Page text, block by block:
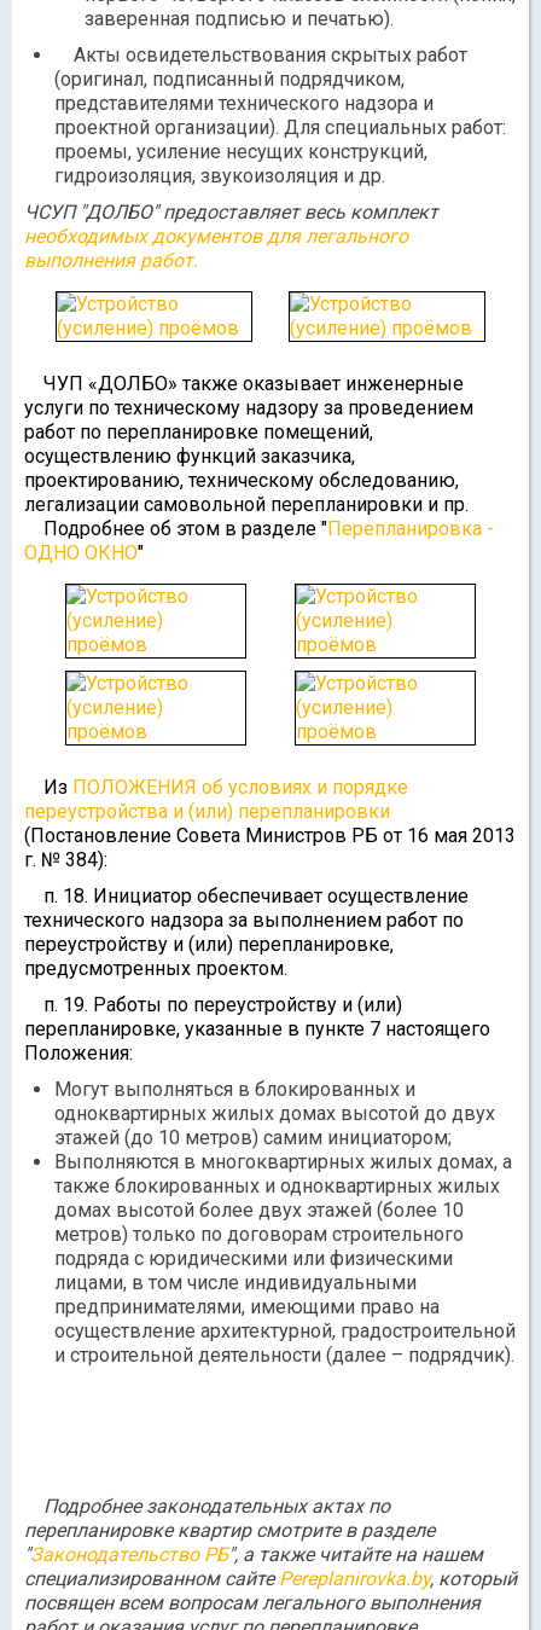
заверенная подписью и печатью).
Акты освидетельствования скрытых работ
(оригинал, подписанный подрядчиком,
представителями технического надзора и
проектной организации). Для специальных работ:
проемы, усиление несущих конструкций,
гидроизоляция, звукоизоляция и др.
ЧСУП "ДОЛБО" предоставляет весь комплект
необходимых документов для легального
выполнения работ.
ЧУП «ДОЛБО» также оказывает инженерные
услуги по техническому надзору за проведением
работ по перепланировке помещений,
осуществлению функций заказчика,
проектированию, техническому обследованию,
легализации самовольной перепланировки и пр.
Подробнее об этом в разделе "Перепланировка -
ОДНО ОКНО"
Из ПОЛОЖЕНИЯ об условиях и порядке
переустройства и (или) перепланировки
(Постановление Совета Министров РБ от 16 мая 2013
г. № 384):
п. 18. Инициатор обеспечивает осуществление
технического надзора за выполнением работ по
переустройству и (или) перепланировке,
предусмотренных проектом.
п. 19. Работы по переустройству и (или)
перепланировке, указанные в пункте 7 настоящего
Положения:
Могут выполняться в блокированных и
одноквартирных жилых домах высотой до двух
этажей (до 10 метров) самим инициатором;
Выполняются в многоквартирных жилых домах, а
также блокированных и одноквартирных жилых
домах высотой более двух этажей (более 10
метров) только по договорам строительного
подряда с юридическими или физическими
лицами, в том числе индивидуальными
предпринимателями, имеющими право на
осуществление архитектурной, градостроительной
и строительной деятельности (далее – подрядчик).
Подробнее законодательных актах по
перепланировке квартир смотрите в разделе
"Законодательство РБ", а также читайте на нашем
специализированном сайтеPereplanirovka.by, который
посвящен всем вопросам легального выполнения